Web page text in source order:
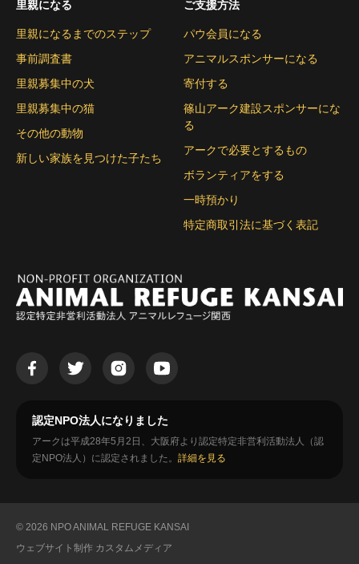
里親になる
里親になるまでのステップ
事前調査書
里親募集中の犬
里親募集中の猫
その他の動物
新しい家族を見つけた子たち
ご支援方法
パウ会員になる
アニマルスポンサーになる
寄付する
篠山アーク建設スポンサーにな
る
アークで必要とするもの
ボランティアをする
一時預かり
特定商取引法に基づく表記
認定NPO法人になりました
アークは平成28年5月2日、大阪府より認定特定非営利活動法人（認
定NPO法人）に認定されました。 詳細を見る
© 2026 NPO ANIMAL REFUGE KANSAI
ウェブサイト制作 カスタムメディア